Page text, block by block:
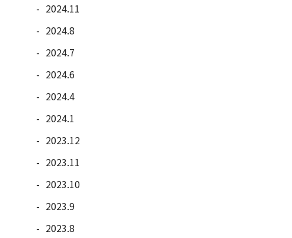
2024.11
2024.8
2024.7
2024.6
2024.4
2024.1
2023.12
2023.11
2023.10
2023.9
2023.8